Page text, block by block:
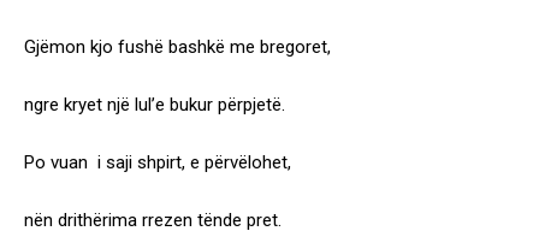
Gjëmon kjo fushë bashkë me bregoret,
ngre kryet një lul’e bukur përpjetë.
Po vuan i saji shpirt, e përvëlohet,
nën drithërima rrezen tënde pret.